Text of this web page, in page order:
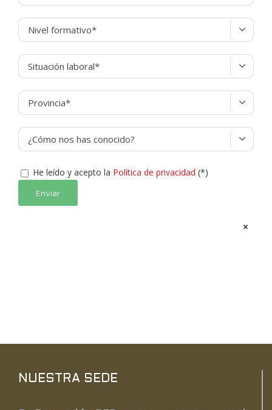




He leído y acepto la Política de privacidad (*)
×
NUESTRA SEDE